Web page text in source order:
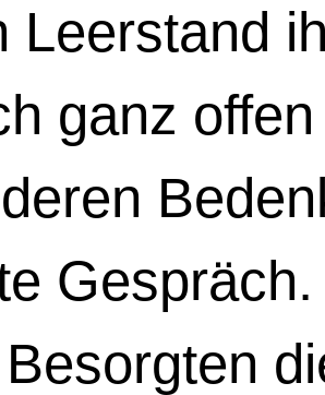
Leerstand
ganz